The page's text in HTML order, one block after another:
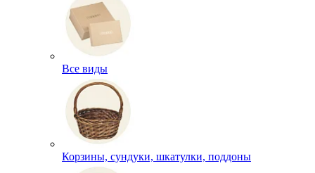
Все виды
Корзины, сундуки, шкатулки, поддоны